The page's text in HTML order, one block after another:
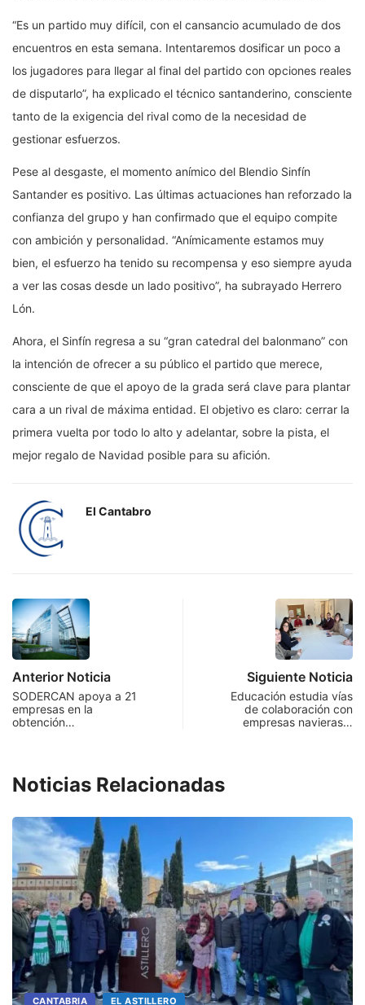
“Es un partido muy difícil, con el cansancio acumulado de dos
encuentros en esta semana. Intentaremos dosificar un poco a
los jugadores para llegar al final del partido con opciones reales
de disputarlo”, ha explicado el técnico santanderino, consciente
tanto de la exigencia del rival como de la necesidad de
gestionar esfuerzos.
Pese al desgaste, el momento anímico del Blendio Sinfín
Santander es positivo. Las últimas actuaciones han reforzado la
confianza del grupo y han confirmado que el equipo compite
con ambición y personalidad. “Anímicamente estamos muy
bien, el esfuerzo ha tenido su recompensa y eso siempre ayuda
a ver las cosas desde un lado positivo”, ha subrayado Herrero
Lón.
Ahora, el Sinfín regresa a su “gran catedral del balonmano” con
la intención de ofrecer a su público el partido que merece,
consciente de que el apoyo de la grada será clave para plantar
cara a un rival de máxima entidad. El objetivo es claro: cerrar la
primera vuelta por todo lo alto y adelantar, sobre la pista, el
mejor regalo de Navidad posible para su afición.
El Cantabro
Anterior Noticia
SODERCAN apoya a 21
empresas en la
obtención…
Siguiente Noticia
Educación estudia vías
de colaboración con
empresas navieras…
Noticias Relacionadas
CANTABRIA EL ASTILLERO